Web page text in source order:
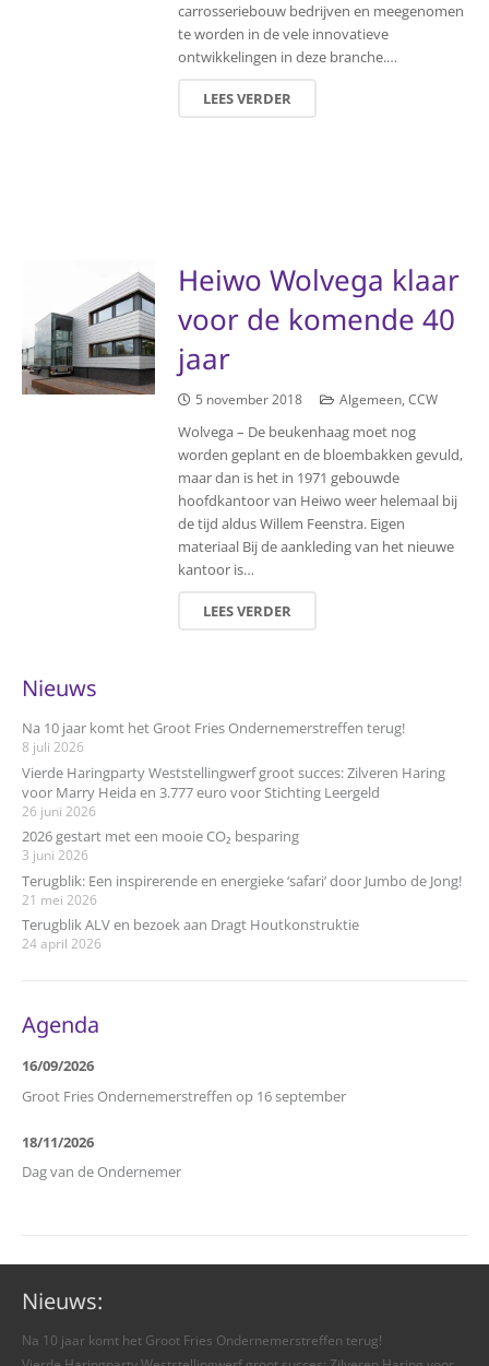
carrosseriebouw bedrijven en meegenomen
te worden in de vele innovatieve
ontwikkelingen in deze branche.…
LEES VERDER
Heiwo Wolvega klaar
voor de komende 40
jaar
5 november 2018 Algemeen, CCW
Wolvega – De beukenhaag moet nog
worden geplant en de bloembakken gevuld,
maar dan is het in 1971 gebouwde
hoofdkantoor van Heiwo weer helemaal bij
de tijd aldus Willem Feenstra. Eigen
materiaal Bij de aankleding van het nieuwe
kantoor is…
LEES VERDER
Nieuws
Na 10 jaar komt het Groot Fries Ondernemerstreffen terug!
8 juli 2026
Vierde Haringparty Weststellingwerf groot succes: Zilveren Haring
voor Marry Heida en 3.777 euro voor Stichting Leergeld
26 juni 2026
2026 gestart met een mooie CO₂ besparing
3 juni 2026
Terugblik: Een inspirerende en energieke ‘safari’ door Jumbo de Jong!
21 mei 2026
Terugblik ALV en bezoek aan Dragt Houtkonstruktie
24 april 2026
Agenda
16/09/2026
Groot Fries Ondernemerstreffen op 16 september
18/11/2026
Dag van de Ondernemer
Nieuws:
Na 10 jaar komt het Groot Fries Ondernemerstreffen terug!